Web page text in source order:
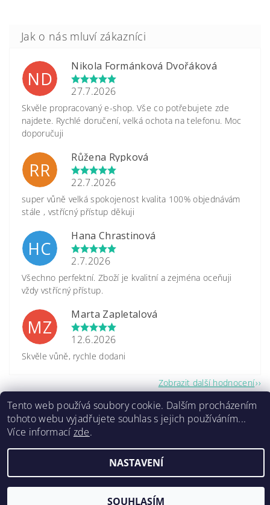
ND
Nikola Formánková Dvořáková
27.7.2026
Skvěle propracovaný e-shop. Vše co potřebujete zde
najdete. Rychlé doručení, velká ochota na telefonu. Moc
doporučuji
RR
Růžena Rypková
22.7.2026
super vůně velká spokojenost kvalita 100% objednávám
stále , vstřícný přístup děkuji
HC
Hana Chrastinová
2.7.2026
Všechno perfektní. Zboží je kvalitní a zejména oceňuji
vždy vstřícný přístup.
MZ
Marta Zapletalová
12.6.2026
Skvěle vůně, rychle dodani
Zobrazit další hodnocení
2026 ©www.caretrade.cz, všechna práva vyhrazena
Tento web používá soubory cookie. Dalším procházením
tohoto webu vyjadřujete souhlas s jejich používáním...
Více informací zde.
NASTAVENÍ
SOUHLASÍM